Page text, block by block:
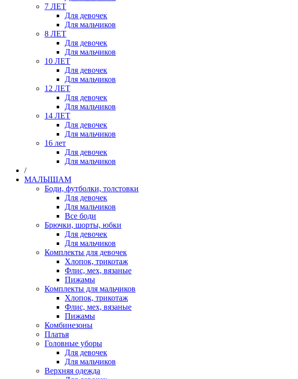
7 ЛЕТ
Для девочек
Для мальчиков
8 ЛЕТ
Для девочек
Для мальчиков
10 ЛЕТ
Для девочек
Для мальчиков
12 ЛЕТ
Для девочек
Для мальчиков
14 ЛЕТ
Для девочек
Для мальчиков
16 лет
Для девочек
Для мальчиков
/
МАЛЫШАМ
Боди, футболки, толстовки
Для девочек
Для мальчиков
Все боди
Брючки, шорты, юбки
Для девочек
Для мальчиков
Комплекты для девочек
Хлопок, трикотаж
Флис, мех, вязаные
Пижамы
Комплекты для мальчиков
Хлопок, трикотаж
Флис, мех, вязаные
Пижамы
Комбинезоны
Платья
Головные уборы
Для девочек
Для мальчиков
Верхняя одежда